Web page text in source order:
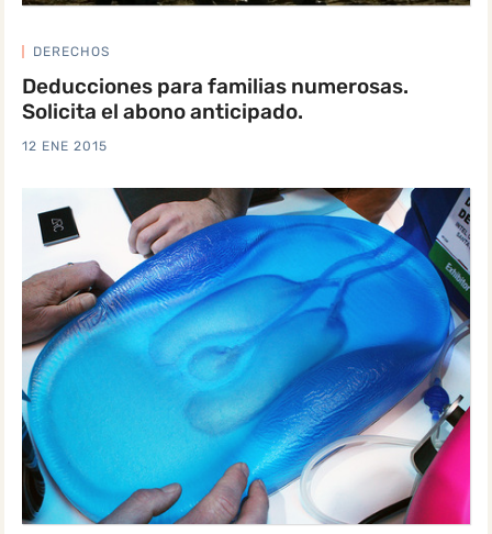
DERECHOS
Deducciones para familias numerosas.
Solicita el abono anticipado.
12 ENE 2015